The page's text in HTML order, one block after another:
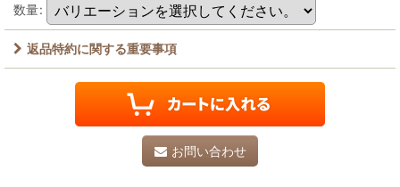
数量:
返品特約に関する重要事項
お問い合わせ